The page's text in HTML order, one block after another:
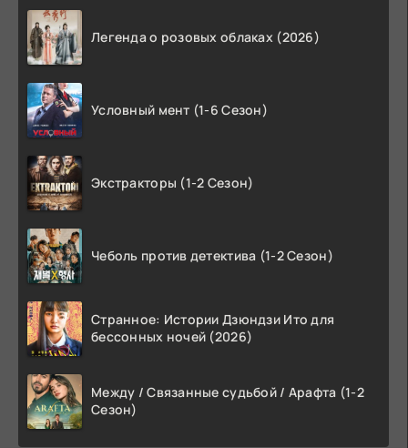
Легенда о розовых облаках (2026)
Условный мент (1-6 Сезон)
Экстракторы (1-2 Сезон)
Чеболь против детектива (1-2 Сезон)
Странное: Истории Дзюндзи Ито для
бессонных ночей (2026)
Между / Связанные судьбой / Арафта (1-2
Сезон)